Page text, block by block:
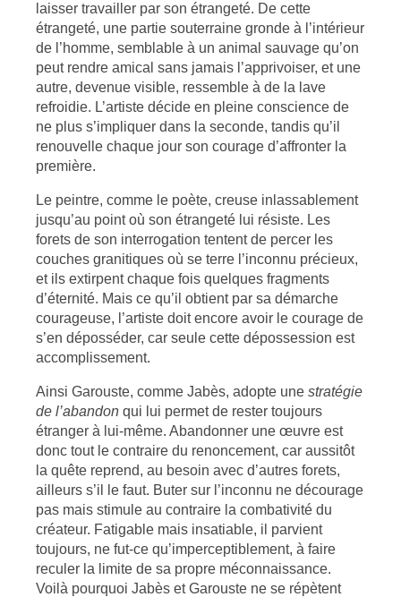
laisser travailler par son étrangeté. De cette
étrangeté, une partie souterraine gronde à l’intérieur
de l’homme, semblable à un animal sauvage qu’on
peut rendre amical sans jamais l’apprivoiser, et une
autre, devenue visible, ressemble à de la lave
refroidie. L’artiste décide en pleine conscience de
ne plus s’impliquer dans la seconde, tandis qu’il
renouvelle chaque jour son courage d’affronter la
première.
Le peintre, comme le poète, creuse inlassablement
jusqu’au point où son étrangeté lui résiste. Les
forets de son interrogation tentent de percer les
couches granitiques où se terre l’inconnu précieux,
et ils extirpent chaque fois quelques fragments
d’éternité. Mais ce qu’il obtient par sa démarche
courageuse, l’artiste doit encore avoir le courage de
s’en déposséder, car seule cette dépossession est
accomplissement.
Ainsi Garouste, comme Jabès, adopte une stratégie
de l’abandon qui lui permet de rester toujours
étranger à lui-même. Abandonner une œuvre est
donc tout le contraire du renoncement, car aussitôt
la quête reprend, au besoin avec d’autres forets,
ailleurs s’il le faut. Buter sur l’inconnu ne décourage
pas mais stimule au contraire la combativité du
créateur. Fatigable mais insatiable, il parvient
toujours, ne fut-ce qu’imperceptiblement, à faire
reculer la limite de sa propre méconnaissance.
Voilà pourquoi Jabès et Garouste ne se répètent